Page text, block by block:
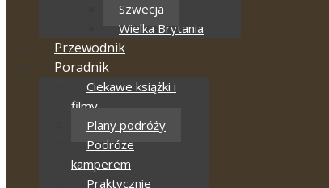
Szwecja
Wielka Brytania
Przewodnik
Poradnik
Ciekawe książki i
filmy
Plany podróży
Podróże
kamperem
Praktycznie